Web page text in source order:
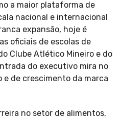
a maior plataforma de
nacional e internacional
expansão, hoje é
oficiais de escolas de
Clube Atlético Mineiro e do
do executivo mira no
de crescimento da marca
no setor de alimentos,